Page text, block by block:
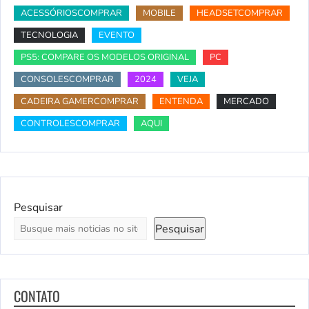
ACESSÓRIOSCOMPRAR
MOBILE
HEADSETCOMPRAR
TECNOLOGIA
EVENTO
PS5: COMPARE OS MODELOS ORIGINAL
PC
CONSOLESCOMPRAR
2024
VEJA
CADEIRA GAMERCOMPRAR
ENTENDA
MERCADO
CONTROLESCOMPRAR
AQUI
Pesquisar
Pesquisar
CONTATO